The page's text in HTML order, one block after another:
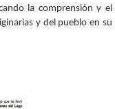
la comprensión y el
y del pueblo en su